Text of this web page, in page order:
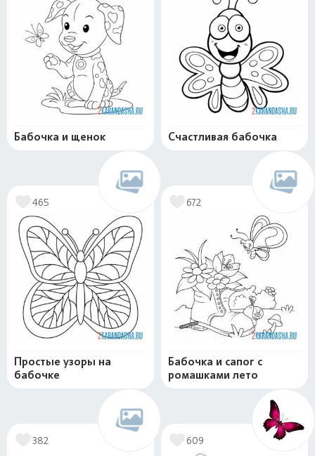
Бабочка и щенок Счастливая бабочка
465
Простые узоры на
бабочке
672
Бабочка и сапог с
ромашками лето
382 609